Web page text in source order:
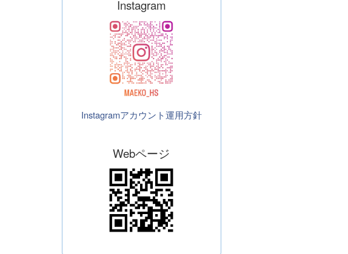
Instagram
Instagramアカウント運用方針
Webページ